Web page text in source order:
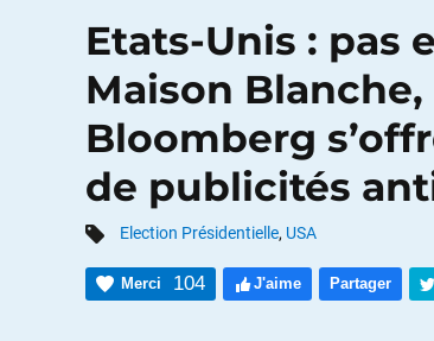
Etats-Unis : pas
Maison
Bloomberg
de publicités
Election Présidentielle, USA
Merci 104 J'aime Partager